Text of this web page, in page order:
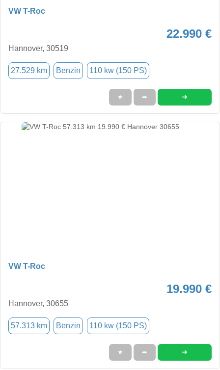
VW T-Roc
22.990 €
Hannover, 30519
27.529 km Benzin 110 kw (150 PS)
★ ➦ ➜
VW T-Roc
19.990 €
Hannover, 30655
57.313 km Benzin 110 kw (150 PS)
★ ➦ ➜